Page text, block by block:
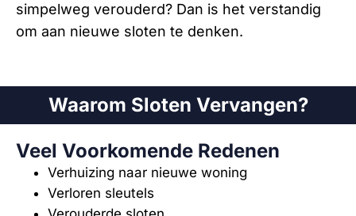
simpelweg verouderd? Dan is het verstandig
om aan nieuwe sloten te denken.
Waarom Sloten Vervangen?
Veel Voorkomende Redenen
Verhuizing naar nieuwe woning
Verloren sleutels